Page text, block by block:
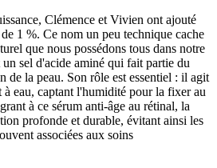
Clémence et Vivien ont ajouté
1 %. Ce nom un peu technique cache
que nous possédons tous dans notre
sel d'acide aminé qui fait partie du
de la peau. Son rôle est essentiel : il agit
eau, captant l'humidité pour la fixer au
à ce sérum anti-âge au rétinal, la
profonde et durable, évitant ainsi les
associées aux soins